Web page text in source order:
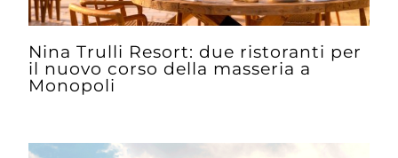
Nina Trulli Resort: due ristoranti per
il nuovo corso della masseria a
Monopoli